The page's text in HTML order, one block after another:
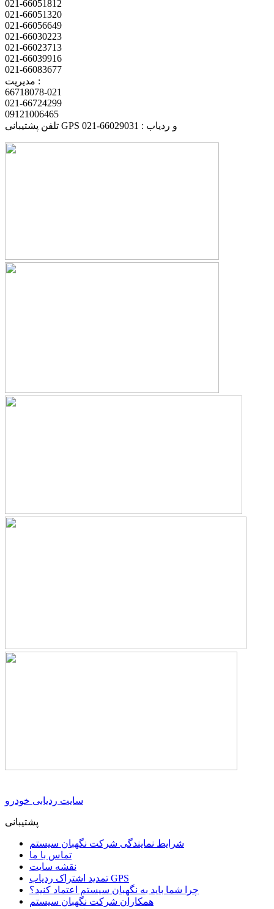
021-66051812
021-66051320
021-66056649
021-66030223
021-66023713
021-66039916
021-66083677
مدیریت :
66718078-021
021-66724299
09121006465
تلفن پشتیبانی GPS و ردیاب : 66029031-021
سایت ردیابی خودرو
پشتیبانی
شرایط نمایندگی شرکت نگهبان سیستم
تماس با ما
نقشه سایت
تمدید اشتراک ردیاب GPS
چرا شما باید به نگهبان سیستم اعتماد کنید؟
همکاران شرکت نگهبان سیستم